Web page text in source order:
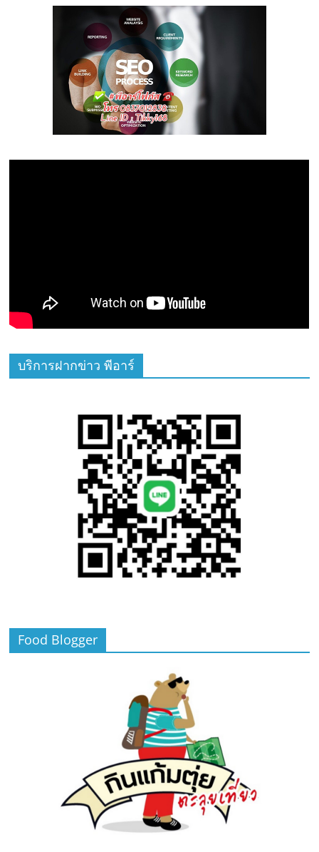
บริการฝากข่าว พีอาร์
Food Blogger